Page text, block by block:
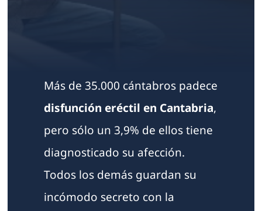
Más de 35.000 cántabros padece
disfunción eréctil en Cantabria,
pero sólo un 3,9% de ellos tiene
diagnosticado su afección.
Todos los demás guardan su
incómodo secreto con la